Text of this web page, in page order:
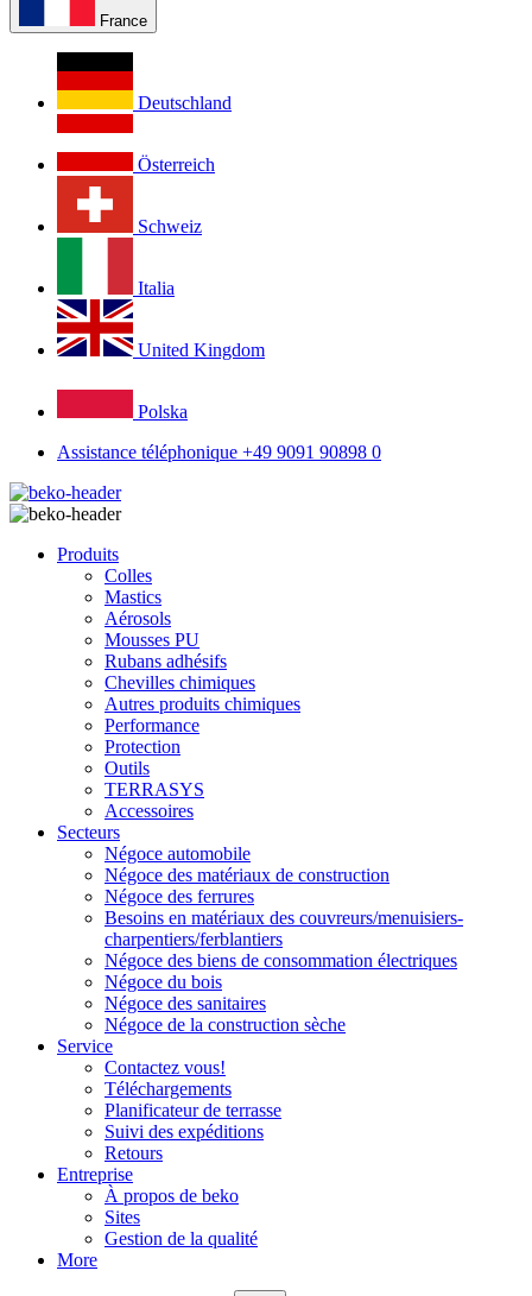
France
Deutschland
Österreich
Schweiz
Italia
United Kingdom
Polska
Assistance téléphonique +49 9091 90898 0
Produits
Colles
Mastics
Aérosols
Mousses PU
Rubans adhésifs
Chevilles chimiques
Autres produits chimiques
Performance
Protection
Outils
TERRASYS
Accessoires
Secteurs
Négoce automobile
Négoce des matériaux de construction
Négoce des ferrures
Besoins en matériaux des couvreurs/menuisiers-
charpentiers/ferblantiers
Négoce des biens de consommation électriques
Négoce du bois
Négoce des sanitaires
Négoce de la construction sèche
Service
Contactez vous!
Téléchargements
Planificateur de terrasse
Suivi des expéditions
Retours
Entreprise
À propos de beko
Sites
Gestion de la qualité
More